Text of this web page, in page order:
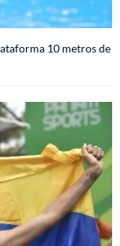
10 metros de